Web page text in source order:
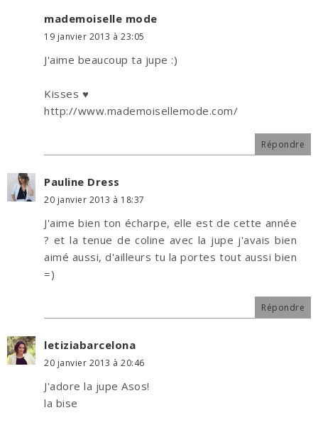
mademoiselle mode
19 janvier 2013 à 23:05
J'aime beaucoup ta jupe :)
Kisses ♥
http://www.mademoisellemode.com/
Répondre
Pauline Dress
20 janvier 2013 à 18:37
J'aime bien ton écharpe, elle est de cette année
? et la tenue de coline avec la jupe j'avais bien
aimé aussi, d'ailleurs tu la portes tout aussi bien
=)
Répondre
letiziabarcelona
20 janvier 2013 à 20:46
J'adore la jupe Asos!
la bise